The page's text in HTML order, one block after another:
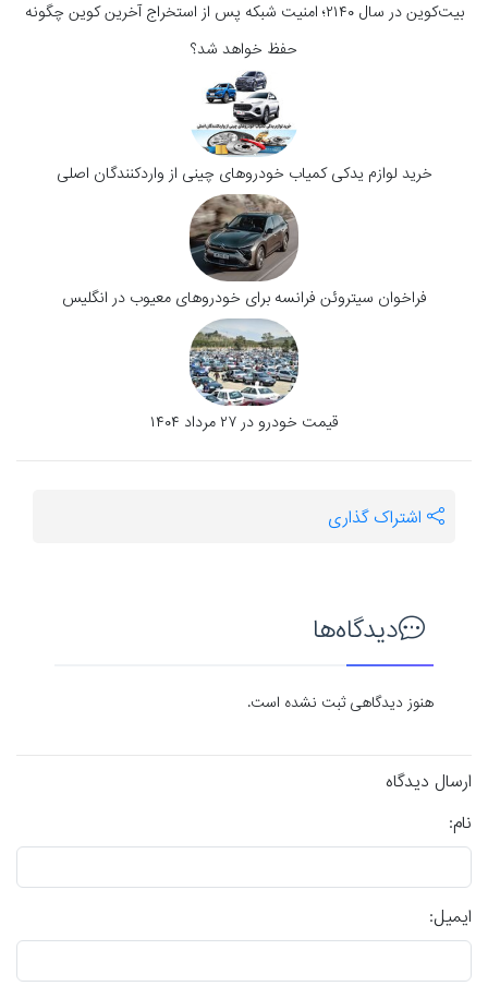
بیت‌کوین در سال ۲۱۴۰؛ امنیت شبکه پس از استخراج آخرین کوین چگونه
حفظ خواهد شد؟
خرید لوازم یدکی کمیاب خودروهای چینی از واردکنندگان اصلی
فراخوان سیتروئن فرانسه برای خودروهای معیوب در انگلیس
قیمت خودرو در ۲۷ مرداد ۱۴۰۴
اشتراک گذاری
دیدگاه‌ها
هنوز دیدگاهی ثبت نشده است.
ارسال دیدگاه
نام:
ایمیل: